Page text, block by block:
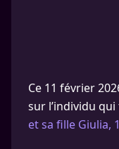
Ce 11 février
sur l’individu
et sa fille Giulia,